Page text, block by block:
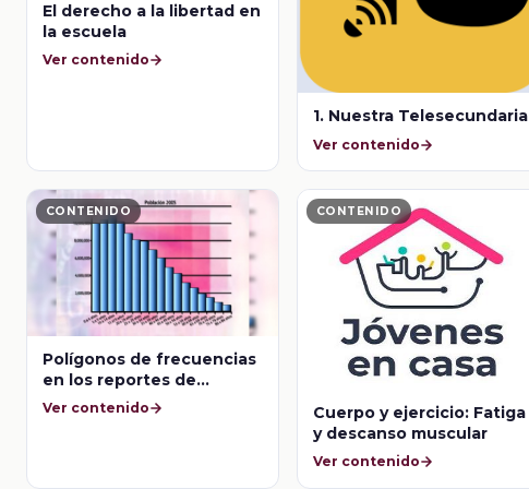
El derecho a la libertad en
la escuela
Ver contenido
1. Nuestra Telesecundaria
Ver contenido
CONTENIDO
Polígonos de frecuencias
en los reportes de
investigación
Ver contenido
CONTENIDO
Cuerpo y ejercicio: Fatiga
y descanso muscular
Ver contenido